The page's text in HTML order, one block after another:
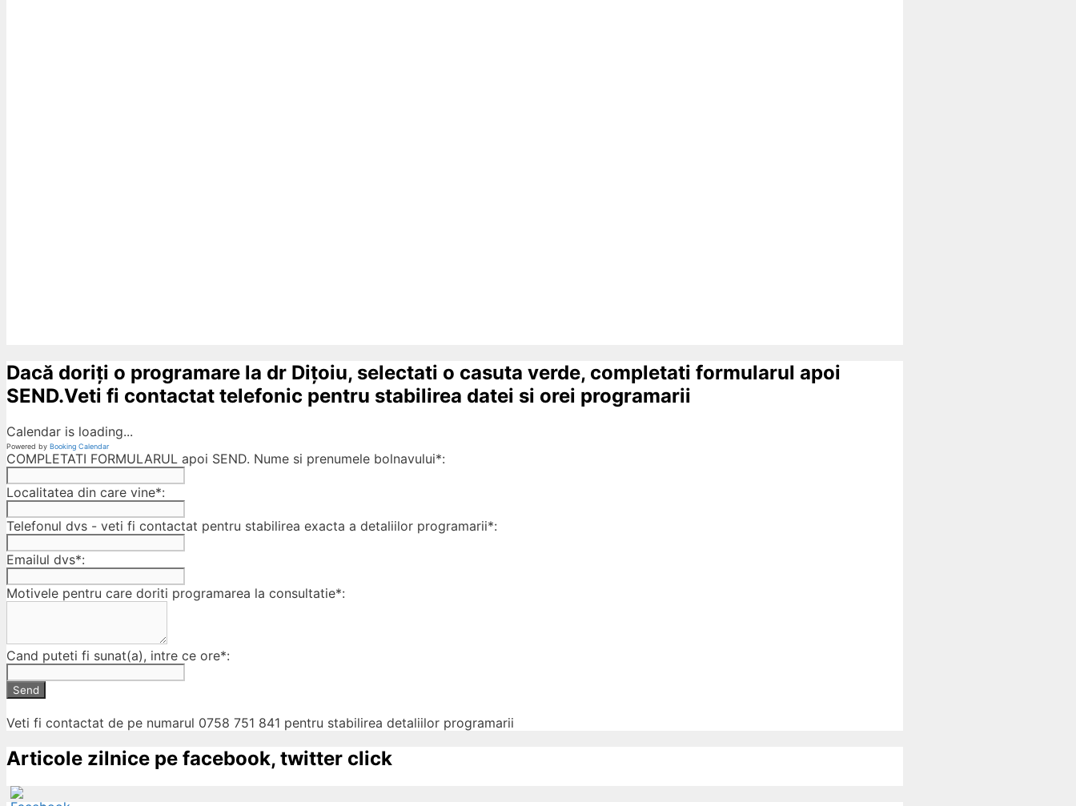
Dacă doriți o programare la dr Dițoiu, selectati o casuta verde, completati formularul apoi
SEND.Veti fi contactat telefonic pentru stabilirea datei si orei programarii
Calendar is loading...
Powered by Booking Calendar
COMPLETATI FORMULARUL apoi SEND. Nume si prenumele bolnavului*:
Localitatea din care vine*:
Telefonul dvs - veti fi contactat pentru stabilirea exacta a detaliilor programarii*:
Emailul dvs*:
Motivele pentru care doriti programarea la consultatie*:
Cand puteti fi sunat(a), intre ce ore*:
Send
Veti fi contactat de pe numarul 0758 751 841 pentru stabilirea detaliilor programarii
Articole zilnice pe facebook, twitter click